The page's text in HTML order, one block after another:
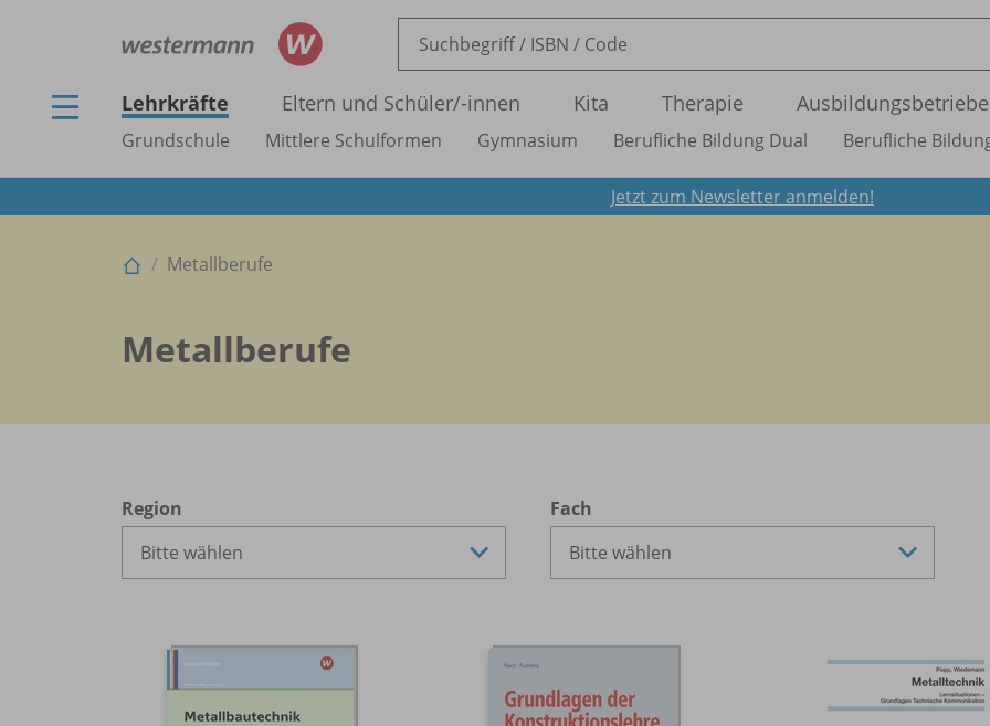
Lehrkräfte Eltern und Schüler/-innen Kita Therapie Ausbildungsbetriebe
Grundschule Mittlere Schulformen Gymnasium Berufliche Bildung Dual Berufliche
Jetzt zum Newsletter anmelden!
Metallberufe
Metallberufe
Region Fach